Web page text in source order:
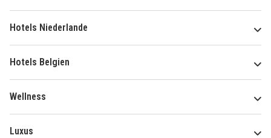
Hotels Niederlande
Hotels Belgien
Wellness
Luxus